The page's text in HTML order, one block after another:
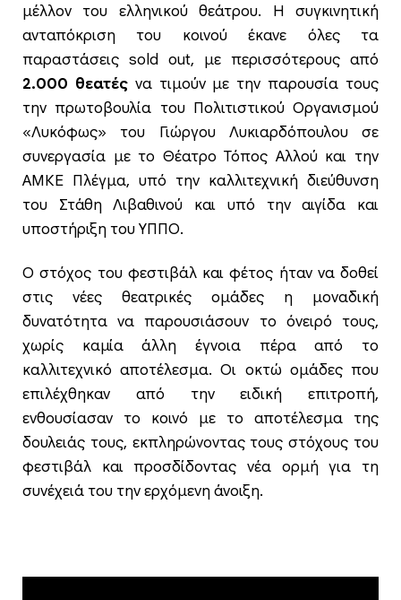
μέλλον του ελληνικού θεάτρου. Η συγκινητική
ανταπόκριση του κοινού έκανε όλες τα
παραστάσεις sold out, με περισσότερους από
2.000 θεατέςνα τιμούν με την παρουσία τους
την πρωτοβουλία του Πολιτιστικού Οργανισμού
«Λυκόφως» του Γιώργου Λυκιαρδόπουλου σε
συνεργασία με το Θέατρο Τόπος Αλλού και την
ΑΜΚΕ Πλέγμα, υπό την καλλιτεχνική διεύθυνση
του Στάθη Λιβαθινού και υπό την αιγίδα και
υποστήριξη του ΥΠΠΟ.
Ο στόχος του φεστιβάλ και φέτος ήταν να δοθεί
στις νέες θεατρικές ομάδες η μοναδική
δυνατότητα να παρουσιάσουν το όνειρό τους,
χωρίς καμία άλλη έγνοια πέρα από το
καλλιτεχνικό αποτέλεσμα. Οι οκτώ ομάδες που
επιλέχθηκαν από την ειδική επιτροπή,
ενθουσίασαν το κοινό με το αποτέλεσμα της
δουλειάς τους, εκπληρώνοντας τους στόχους του
φεστιβάλ και προσδίδοντας νέα ορμή για τη
συνέχειά του την ερχόμενη άνοιξη.